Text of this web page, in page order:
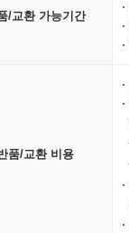
/교환 가능기간
품/교환 비용